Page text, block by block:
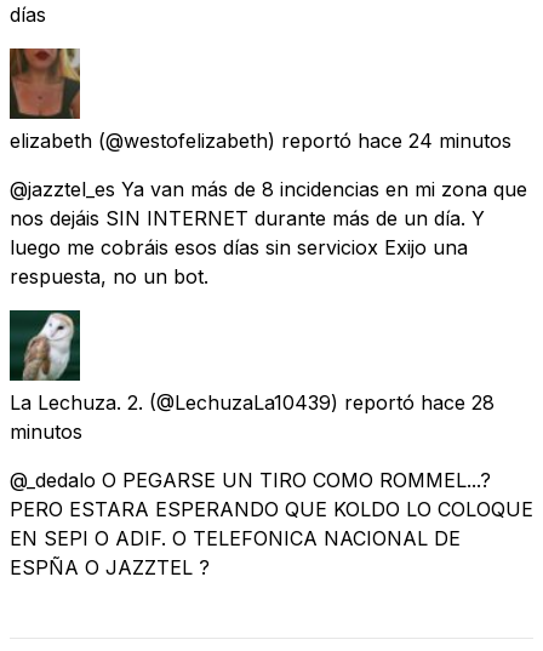
días
elizabeth (@westofelizabeth) reportó hace 24 minutos
@jazztel_es Ya van más de 8 incidencias en mi zona que
nos dejáis SIN INTERNET durante más de un día. Y
luego me cobráis esos días sin serviciox Exijo una
respuesta, no un bot.
La Lechuza. 2. (@LechuzaLa10439) reportó hace 28
minutos
@_dedalo O PEGARSE UN TIRO COMO ROMMEL...?
PERO ESTARA ESPERANDO QUE KOLDO LO COLOQUE
EN SEPI O ADIF. O TELEFONICA NACIONAL DE
ESPÑA O JAZZTEL ?